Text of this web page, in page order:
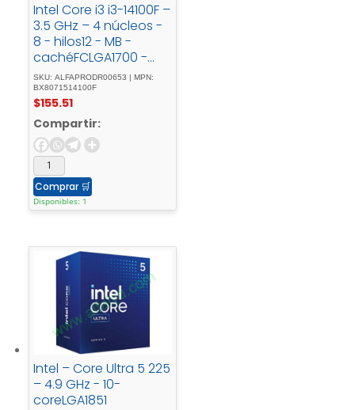
Intel Core i3 i3-14100F –
3.5 GHz – 4 núcleos -
8 - hilos12 - MB -
cachéFCLGA1700 -
SocketCaja
SKU: ALFAPRODR00653 | MPN:
BX8071514100F
$155.51
Compartir:
Comprar 🛒
Disponibles: 1
Intel – Core Ultra 5 225
– 4.9 GHz - 10-
coreLGA1851